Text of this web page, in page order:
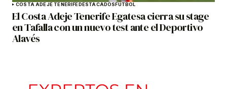
COSTA ADEJE TENERIFEDESTACADOSFÚTBOL
El Costa Adeje Tenerife Egatesa cierra su stage
en Tafalla con un nuevo test ante el Deportivo
Alavés